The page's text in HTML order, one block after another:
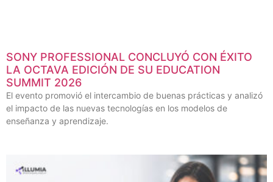
SONY PROFESSIONAL CONCLUYÓ CON ÉXITO
LA OCTAVA EDICIÓN DE SU EDUCATION
SUMMIT 2026
El evento promovió el intercambio de buenas prácticas y analizó
el impacto de las nuevas tecnologías en los modelos de
enseñanza y aprendizaje.